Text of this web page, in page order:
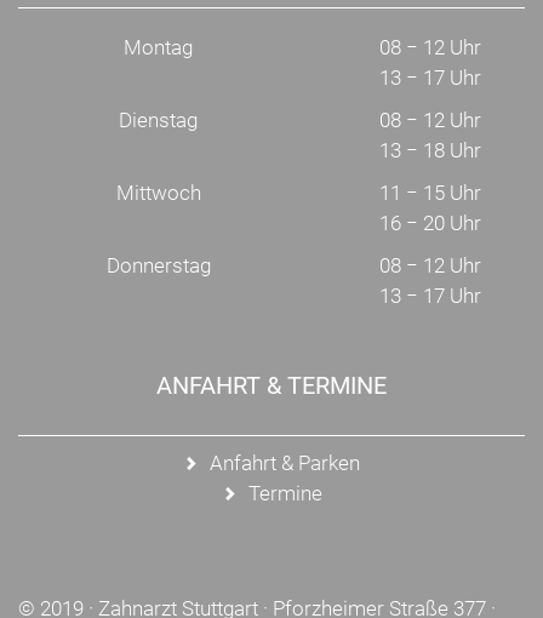
Montag
08 − 12 Uhr
13 − 17 Uhr
Dienstag
08 − 12 Uhr
13 − 18 Uhr
Mittwoch
11 − 15 Uhr
16 − 20 Uhr
Donnerstag
08 − 12 Uhr
13 − 17 Uhr
ANFAHRT & TERMINE
Anfahrt & Parken
Termine
© 2019 · Zahnarzt Stuttgart · Pforzheimer Straße 377 ·